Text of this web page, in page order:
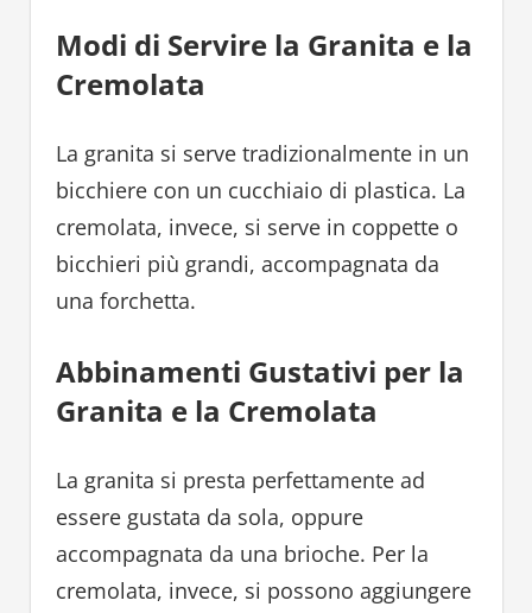
Modi di Servire la Granita e la
Cremolata
La granita si serve tradizionalmente in un
bicchiere con un cucchiaio di plastica. La
cremolata, invece, si serve in coppette o
bicchieri più grandi, accompagnata da
una forchetta.
Abbinamenti Gustativi per la
Granita e la Cremolata
La granita si presta perfettamente ad
essere gustata da sola, oppure
accompagnata da una brioche. Per la
cremolata, invece, si possono aggiungere